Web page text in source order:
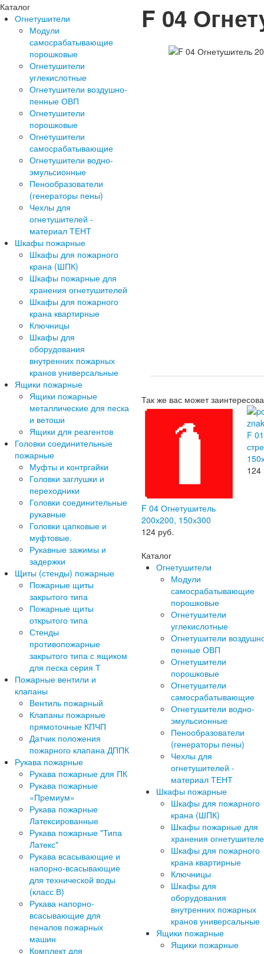
Каталог
Огнетушители
Модули
самосрабатывающие
порошковые
Огнетушители
углекислотные
Огнетушители воздушно-
пенные ОВП
Огнетушители
порошковые
Огнетушители
самосрабатывающие
Огнетушители водно-
эмульсионные
Пенообразователи
(генераторы пены)
Чехлы для
огнетушителей -
материал ТЕНТ
Шкафы пожарные
Шкафы для пожарного
крана (ШПК)
Шкафы пожарные для
хранения огнетушителей
Шкафы для пожарного
крана квартирные
Ключницы
Шкафы для
оборудования
внутренних пожарных
кранов универсальные
Ящики пожарные
Ящики пожарные
металлические для песка
и ветоши
Ящики для реагентов
Головки соединительные
пожарные
Муфты и контргайки
Головки заглушки и
переходники
Головки соединительные
рукавные
Головки цапковые и
муфтовые.
Рукавные зажимы и
задержки
Щиты (стенды) пожарные
Пожарные щиты
закрытого типа
Пожарные щиты
открытого типа
Стенды
противопожарные
закрытого типа с ящиком
для песка серия Т
Пожарные вентили и
клапаны
Вентиль пожарный
Клапаны пожарные
прямоточные КПЧП
Датчик положения
пожарного клапана ДППК
Рукава пожарные
Рукава пожарные для ПК
Рукава пожарные
«Премиум»
Рукава пожарные
Латексированные
Рукава пожарные "Типа
Латекс"
Рукава всасывающие и
напорно-всасывающие
для технической воды
(класс В)
Рукава напорно-
всасывающие для
пеналов пожарных
машин
Комплект для
F 04
Так же вас может
F 04 Огнетушитель
200х200, 150х300
124 руб.
F
124
Каталог
Огнетушители
Модули
самосрабатывающие
порошковые
Огнетушители
углекислотные
Огнетушители
пенные ОВП
Огнетушители
порошковые
Огнетушители
самосрабатывающие
Огнетушители водно-
эмульсионные
Пенообразователи
(генераторы пены)
Чехлы для
огнетушителей -
материал ТЕНТ
Шкафы пожарные
Шкафы для пожарного
крана (ШПК)
Шкафы пожарные для
хранения
Шкафы для пожарного
крана квартирные
Ключницы
Шкафы для
оборудования
внутренних пожарных
кранов универсальные
Ящики пожарные
Ящики пожарные